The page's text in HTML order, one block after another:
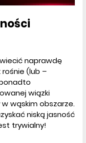
naprawdę
rośnie (lub –
wiązki
wąskim obszarze.
niską jasność
trywialny!